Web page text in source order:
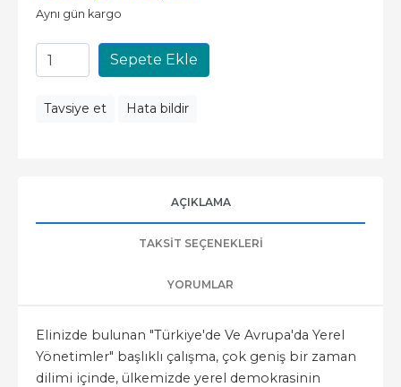
Aynı gün kargo
Sepete Ekle
Tavsiye et Hata bildir
AÇIKLAMA
TAKSIT SEÇENEKLERI
YORUMLAR
Elinizde bulunan "Türkiye'de Ve Avrupa'da Yerel
Yönetimler" başlıklı çalışma, çok geniş bir zaman
dilimi içinde, ülkemizde yerel demokrasinin